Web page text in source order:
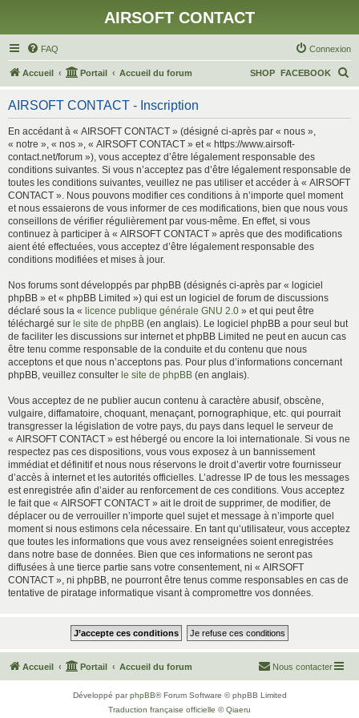
AIRSOFT CONTACT
FAQ Connexion
Accueil Portail Accueil du forum FACEBOOK
SHOP
AIRSOFT CONTACT - Inscription
En accédant à « AIRSOFT CONTACT » (désigné ci-après par « nous »,
« notre », « nos », « AIRSOFT CONTACT » et « https://www.airsoft-
contact.net/forum »), vous acceptez d’être légalement responsable des
conditions suivantes. Si vous n’acceptez pas d’être légalement responsable de
toutes les conditions suivantes, veuillez ne pas utiliser et accéder à « AIRSOFT
CONTACT ». Nous pouvons modifier ces conditions à n’importe quel moment
et nous essaierons de vous informer de ces modifications, bien que nous vous
conseillons de vérifier régulièrement par vous-même. En effet, si vous
continuez à participer à « AIRSOFT CONTACT » après que des modifications
aient été effectuées, vous acceptez d’être légalement responsable des
conditions modifiées et mises à jour.
Nos forums sont développés par phpBB (désignés ci-après par « logiciel
phpBB » et « phpBB Limited ») qui est un logiciel de forum de discussions
déclaré sous la « licence publique générale GNU 2.0 » et qui peut être
téléchargé sur le site de phpBB (en anglais). Le logiciel phpBB a pour seul but
de faciliter les discussions sur internet et phpBB Limited ne peut en aucun cas
être tenu comme responsable de la conduite et du contenu que nous
acceptons et que nous n’acceptons pas. Pour plus d’informations concernant
phpBB, veuillez consulter le site de phpBB (en anglais).
Vous acceptez de ne publier aucun contenu à caractère abusif, obscène,
vulgaire, diffamatoire, choquant, menaçant, pornographique, etc. qui pourrait
transgresser la législation de votre pays, du pays dans lequel le serveur de
« AIRSOFT CONTACT » est hébergé ou encore la loi internationale. Si vous ne
respectez pas ces dispositions, vous vous exposez à un bannissement
immédiat et définitif et nous nous réservons le droit d’avertir votre fournisseur
d’accès à internet et les autorités officielles. L’adresse IP de tous les messages
est enregistrée afin d’aider au renforcement de ces conditions. Vous acceptez
le fait que « AIRSOFT CONTACT » ait le droit de supprimer, de modifier, de
déplacer ou de verrouiller n’importe quel sujet et message à n’importe quel
moment si nous estimons cela nécessaire. En tant qu’utilisateur, vous acceptez
que toutes les informations que vous avez renseignées soient enregistrées
dans notre base de données. Bien que ces informations ne seront pas
diffusées à une tierce partie sans votre consentement, ni « AIRSOFT
CONTACT », ni phpBB, ne pourront être tenus comme responsables en cas de
tentative de piratage informatique visant à compromettre vos données.
Accueil Portail Accueil du forum Nous contacter
Développé parphpBB® Forum Software © phpBB Limited
Traduction française officielle ©Qiaeru